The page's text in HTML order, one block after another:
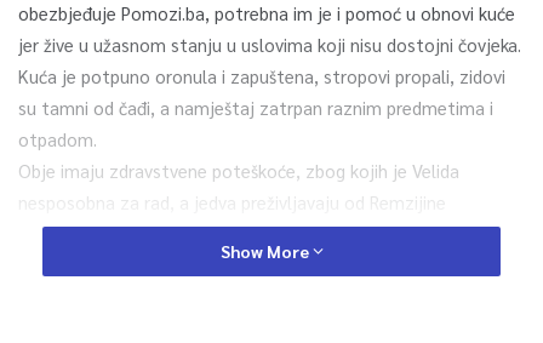
obezbjeđuje Pomozi.ba, potrebna im je i pomoć u obnovi kuće
jer žive u užasnom stanju u uslovima koji nisu dostojni čovjeka.
Kuća je potpuno oronula i zapuštena, stropovi propali, zidovi
su tamni od čađi, a namještaj zatrpan raznim predmetima i
otpadom.
Obje imaju zdravstvene poteškoće, zbog kojih je Velida
nesposobna za rad, a jedva preživljavaju od Remzijine
minimalne penzije.
Show More